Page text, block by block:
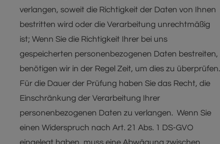
verlangen, soweit die Richtigkeit der Daten von Ihnen
bestritten wird oder die Verarbeitung unrechtmäßig
ist; Wenn Sie die Richtigkeit Ihrer bei uns
gespeicherten personenbezogenen Daten bestreiten,
benötigen wir in der Regel Zeit, um dies zu überprüfen.
Für die Dauer der Prüfung haben Sie das Recht, die
Einschränkung der Verarbeitung Ihrer
personenbezogenen Daten zu verlangen. Wenn Sie
einen Widerspruch nach Art. 21 Abs. 1 DS-GVO